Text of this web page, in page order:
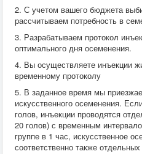
2. С учетом вашего бюджета
рассчитываем потребность в
3. Разрабатываем протокол
оптимального дня осеменения.
4. Вы осуществляете инъекции
временному протоколу
5. В заданное время мы
искусственного осеменения.
голов, инъекции проводятся
20 голов) с временным
группе в 1 час, искусственное
соответственно также